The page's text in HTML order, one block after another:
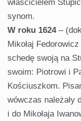
właścicielem
synom.
W roku 1624–
Mikołaj
schedę swoją na
swoim: Piotrowi i
Kościuszkom.
wówczas należały
i do Mikołaja